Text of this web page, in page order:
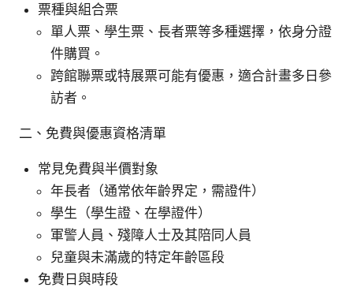
票種與組合票
單人票、學生票、長者票等多種選擇，依身分證
件購買。
跨館聯票或特展票可能有優惠，適合計畫多日參
訪者。
二、免費與優惠資格清單
常見免費與半價對象
年長者（通常依年齡界定，需證件）
學生（學生證、在學證件）
軍警人員、殘障人士及其陪同人員
兒童與未滿歲的特定年齡區段
免費日與時段